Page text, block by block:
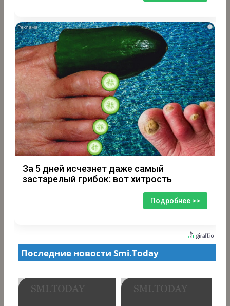
i
За 5 дней исчезнет даже самый
застарелый грибок: вот хитрость
Подробнее >>